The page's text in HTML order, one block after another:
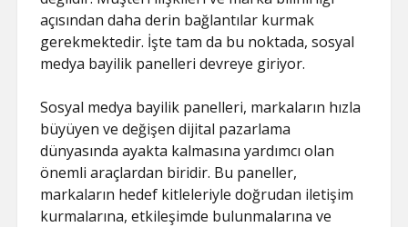
açısından daha derin bağlantılar kurmak
gerekmektedir. İşte tam da bu noktada, sosyal
medya bayilik panelleri devreye giriyor.
Sosyal medya bayilik panelleri, markaların hızla
büyüyen ve değişen dijital pazarlama
dünyasında ayakta kalmasına yardımcı olan
önemli araçlardan biridir. Bu paneller,
markaların hedef kitleleriyle doğrudan iletişim
kurmalarına, etkileşimde bulunmalarına ve